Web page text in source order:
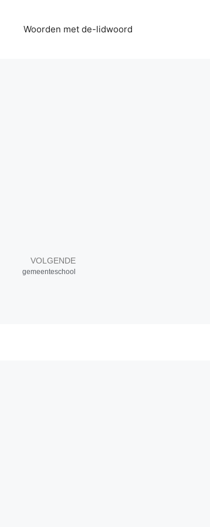
Woorden met de-lidwoord
VOLGENDE
gemeenteschool